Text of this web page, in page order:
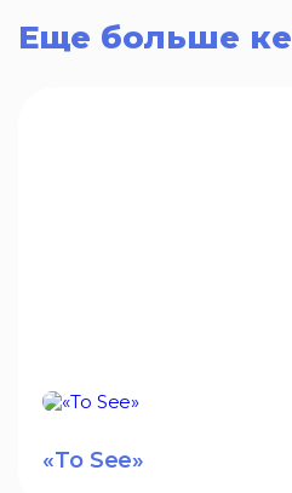
Еще больше
«To See»